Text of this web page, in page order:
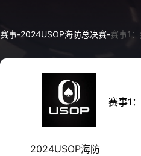
赛事-2024USOP海防总决赛-赛事1
2024USOP海防
赛事1